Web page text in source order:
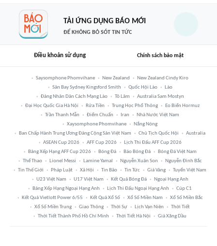
TẢI ỨNG DỤNG BÁO MỚI
ĐỂ KHÔNG BỎ SÓT TIN TỨC
Điều khoản sử dụng Chính sách bảo mật
Saysomphone Phomvihane New Zealand
New Zealand Cindy Kiro
Sân Bay Sydney Kingsford Smith
Quốc Hội Lào
Lào
Đảng Nhân Dân Cách Mạng Lào
Tô Lâm
Australia Sam Mostyn
Đại Học Quốc Gia Hà Nội
Rửa Tiền Trung Học Phổ Thông
Eo Biển Hormuz
Trần Thanh Mẫn
Điểm Chuẩn Iran
Nhà Nước Việt Nam
Xaysomphone Phomvihane
Nắng Nóng
Ban Chấp Hành Trung Ương Đảng Cộng Sản Việt Nam
Chủ Tịch Quốc Hội
Australia
ASEAN Cup 2026
AFF Cup 2026
Lịch Thi Đấu AFF Cup 2026
Bảng Xếp Hạng AFF Cup 2026
Bóng Đá Báo Bóng Đá
Bóng Đá Việt Nam
Thể Thao
Lionel Messi Lamine Yamal Nguyễn Xuân Son
Nguyễn Đình Bắc
Tin Thế Giới
Pháp Luật Xã Hội Tin Bão Tin Tức Giá Vàng
Tuyển Việt Nam
U23 Việt Nam
U17 Việt Nam Kết Quả Bóng Đá
Ngoại Hạng Anh
Bảng Xếp Hạng Ngoại Hạng Anh
Lịch Thi Đấu Ngoại Hạng Anh
Cúp C1
Kết Quả Vietlott Power 6/55
Kết Quả Xổ Số Xổ Số Miền Nam
Xổ Số Miền Bắc
Xổ Số Miền Trung
Giao Thông Thời Sự Lịch Vạn Niên
Thời Tiết
Thời Tiết Thành Phố Hồ Chí Minh
Thời Tiết Hà Nội Giá Xăng Dầu